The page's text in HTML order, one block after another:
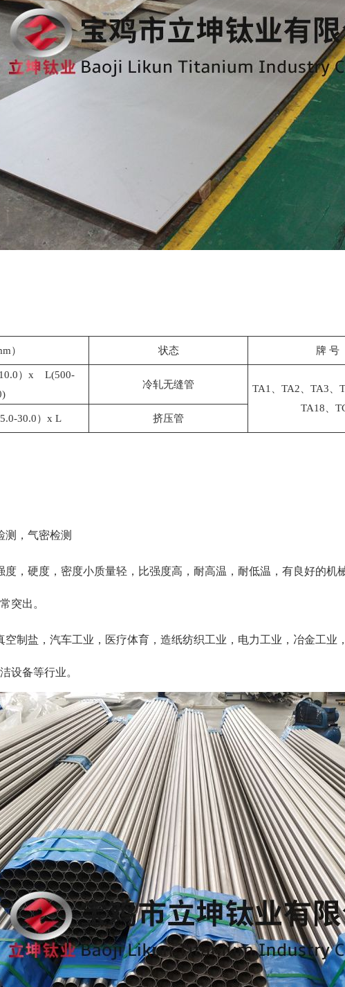
） 状态 牌 号
）x L(500-
冷轧无缝管
TA1、TA2、TA3、
TA18、
30.0）x L
挤压管
测，气密检测
，硬度，密度小质量轻，比强度高，耐高温，耐低温，有良好的
突出。
制盐，汽车工业，医疗体育，造纸纺织工业，电力工业，冶金工
设备等行业。